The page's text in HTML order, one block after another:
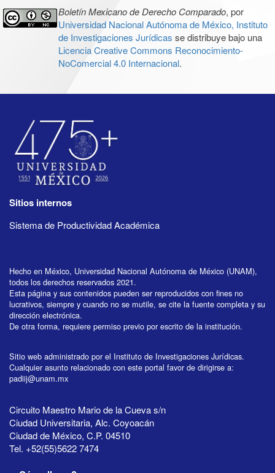
Boletín Mexicano de Derecho Comparado, por
Universidad Nacional Autónoma de México, Instituto
de Investigaciones Jurídicas se distribuye bajo una
Licencia Creative Commons Reconocimiento-
NoComercial 4.0 Internacional.
Sitios internos
Sistema de Productividad Académica
Hecho en México, Universidad Nacional Autónoma de México (UNAM),
todos los derechos reservados 2021.
Esta página y sus contenidos pueden ser reproducidos con fines no
lucrativos, siempre y cuando no se mutile, se cite la fuente completa y su
dirección electrónica.
De otra forma, requiere permiso previo por escrito de la institución.
Sitio web administrado por el Instituto de Investigaciones Jurídicas.
Cualquier asunto relacionado con este portal favor de dirigirse a:
padiij@unam.mx
Circuito Maestro Mario de la Cueva s/n
Ciudad Universitaria, Alc. Coyoacán
Ciudad de México, C.P. 04510
Tel. +52(55)5622 7474